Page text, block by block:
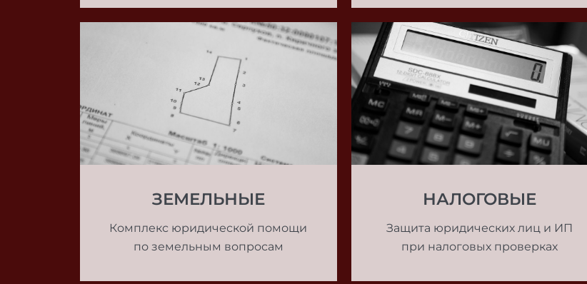
ЗЕМЕЛЬНЫЕ
Комплекс юридической помощи
по земельным вопросам
НАЛОГОВЫЕ
Защита юридических лиц и ИП
при налоговых проверках